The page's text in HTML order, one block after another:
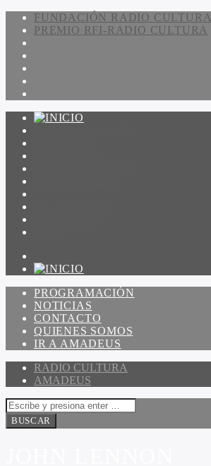
FUNDACIÓN RADIO CULTURA
PREMIO RFI-RADIO CULTURA
PROGRAMACIÓN
NOTICIAS
CONTACTO
QUIENES SOMOS
IR A AMADEUS
RADIO CULTURA
AMADEUS